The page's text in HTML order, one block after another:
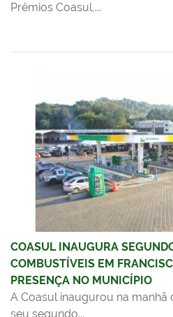
Prêmios Coasul,...
COASUL INAUGURA
COMBUSTÍVEIS EM
PRESENÇA NO MUNICÍPIO
A Coasul inaugurou na manhã
seu segundo...